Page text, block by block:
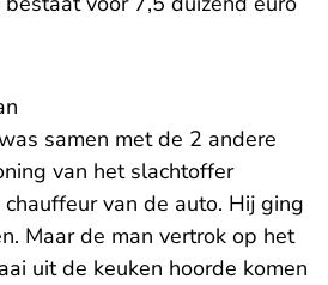
samen met de 2 andere
van het slachtoffer
van de auto. Hij ging
Maar de man vertrok op het
uit de keuken hoorde komen